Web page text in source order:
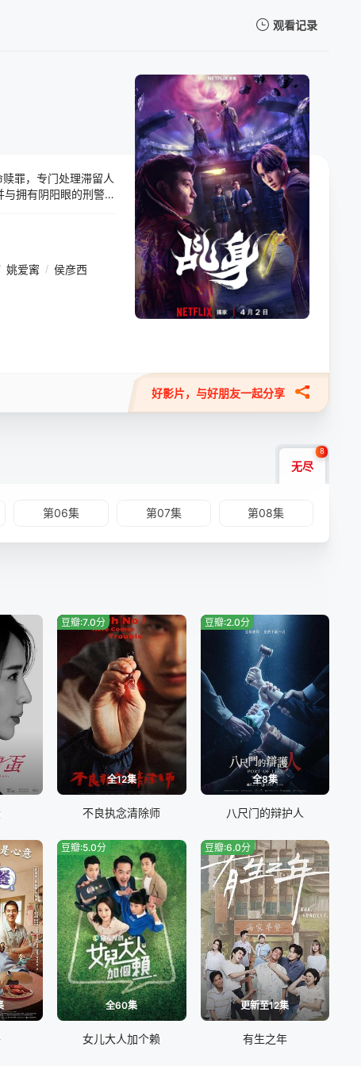
观看记录
暂无观看影片的记录
罪，专门处理滞留人
与拥有阴阳眼的刑警
恶多端的杀人犯吴
更强大的敌人，也
名畅销小说 。
姚爱寗 / 侯彦西
好影片，与好朋友一起分享
无尽
8
第06集 第07集 第08集
全12集
豆瓣:7.0分
不良执念清除师
全8集
豆瓣:2.0分
八尺门的辩护人
全60集
豆瓣:5.0分
女儿大人加个赖
更新至12集
豆瓣:6.0分
有生之年